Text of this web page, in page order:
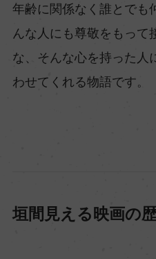
年齢に関係なく誰とでも
んな人にも尊敬をもって
な、そんな心を持った人
わせてくれる物語です。
垣間見える映画の